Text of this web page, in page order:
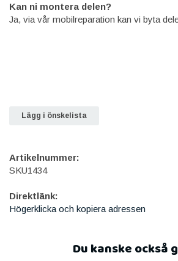
Kan ni montera delen?
Ja, via vår mobilreparation kan vi byta
Lägg i önskelista
Artikelnummer:
SKU1434
Direktlänk:
Högerklicka och kopiera adressen
Du kanske också